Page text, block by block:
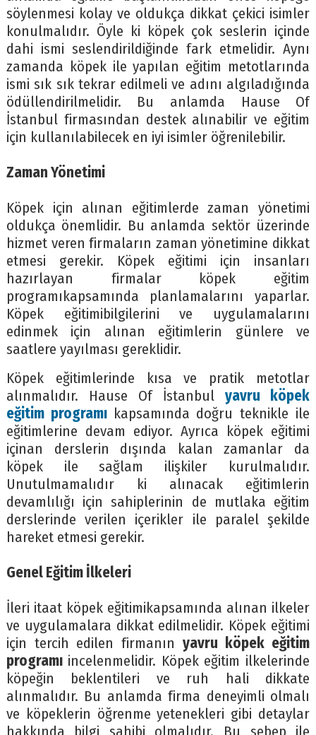
söylenmesi kolay ve oldukça dikkat çekici isimler
konulmalıdır. Öyle ki köpek çok seslerin içinde
dahi ismi seslendirildiğinde fark etmelidir. Aynı
zamanda köpek ile yapılan eğitim metotlarında
ismi sık sık tekrar edilmeli ve adını algıladığında
ödüllendirilmelidir. Bu anlamda Hause Of
İstanbul firmasından destek alınabilir ve eğitim
için kullanılabilecek en iyi isimler öğrenilebilir.
Zaman Yönetimi
Köpek için alınan eğitimlerde zaman yönetimi
oldukça önemlidir. Bu anlamda sektör üzerinde
hizmet veren firmaların zaman yönetimine dikkat
etmesi gerekir. Köpek eğitimi için insanları
hazırlayan firmalar köpek eğitim
programıkapsamında planlamalarını yaparlar.
Köpek eğitimibilgilerini ve uygulamalarını
edinmek için alınan eğitimlerin günlere ve
saatlere yayılması gereklidir.
Köpek eğitimlerinde kısa ve pratik metotlar
alınmalıdır. Hause Of İstanbulyavru köpek
eğitim programı kapsamında doğru teknikle ile
eğitimlerine devam ediyor. Ayrıca köpek eğitimi
içinan derslerin dışında kalan zamanlar da
köpek ile sağlam ilişkiler kurulmalıdır.
Unutulmamalıdır ki alınacak eğitimlerin
devamlılığı için sahiplerinin de mutlaka eğitim
derslerinde verilen içerikler ile paralel şekilde
hareket etmesi gerekir.
Genel Eğitim İlkeleri
İleri itaat köpek eğitimikapsamında alınan ilkeler
ve uygulamalara dikkat edilmelidir. Köpek eğitimi
için tercih edilen firmanın yavru köpek eğitim
programı incelenmelidir. Köpek eğitim ilkelerinde
köpeğin beklentileri ve ruh hali dikkate
alınmalıdır. Bu anlamda firma deneyimli olmalı
ve köpeklerin öğrenme yetenekleri gibi detaylar